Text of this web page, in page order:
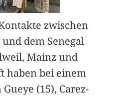
zwischen
dem Senegal
Mainz und
haben bei einem
(15), Carez-